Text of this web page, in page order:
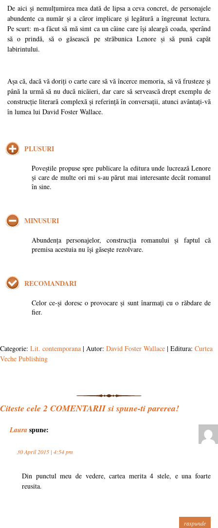
De aici și nemulțumirea mea dată de lipsa a ceva concret, de personajele
abundente ca număr și a căror implicare și legătură a îngreunat lectura.
Pe scurt: m-a făcut să mă simt ca un câine care își aleargă coada, sperând
să o prindă, să o găsească pe străbunica Lenore și să pună capăt
labirintului.
Așa că, dacă vă doriți o carte care să vă încerce memoria, să vă frusteze și
până la urmă să nu ducă nicăieri, dar care să servească drept exemplu de
construcție literară complexă și referință în conversații, atunci avântați-vă
în lumea lui David Foster Wallace.
PLUSURI
Poveștile propuse spre publicare la editura unde lucrează Lenore
și care de multe ori mi s-au părut mai interesante decât romanul
în sine.
MINUSURI
Abundența personajelor, construcția romanului și faptul că
premisa acestuia nu își găsește rezolvare.
RECOMANDARI
Celor ce-și doresc o provocare și sunt înarmați cu o răbdare de
fier.
Categorie: Lit. contemporana | Autor: David Foster Wallace | Editura: Curtea
Veche Publishing
Citeste cele2 COMENTARII si spune-ti parerea!
Laura spune:
30 April 2015 | 4:54 pm
Din punctul meu de vedere, cartea merita 4 stele, e una foarte
reusita.
raspunde